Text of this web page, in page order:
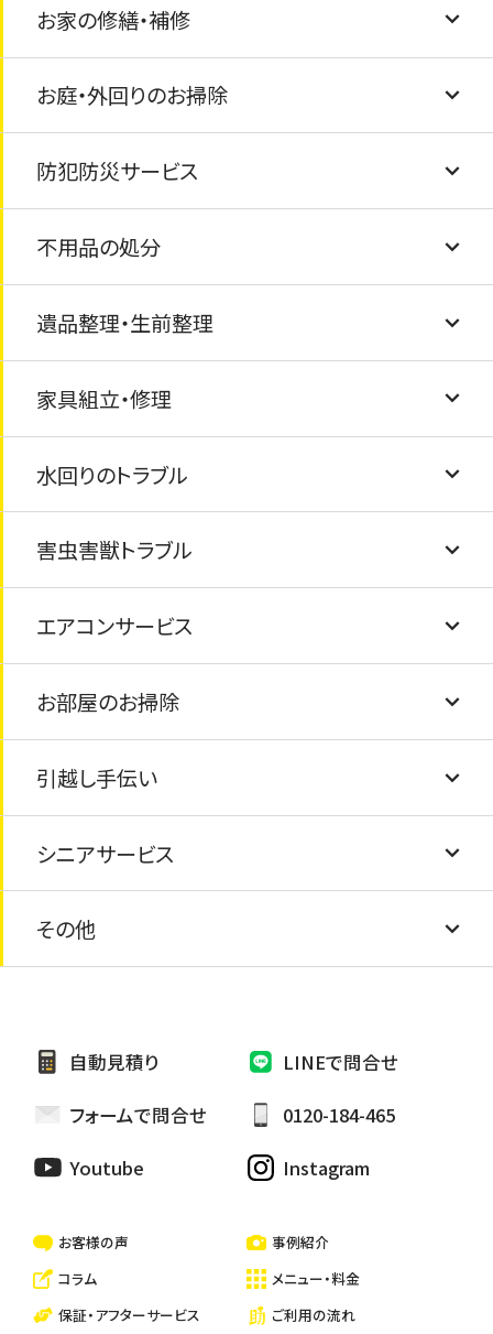
お家の修繕・補修
建具調整
壁紙・クロスの張替え
フローリング交換
玄関の鍵交換・ドアノブ交換
窓ガラス・サッシ交換・内窓（インプラス）設置
駐車場コンクリート工事
タイル交換/ひび割れ
フェンス工事
塗装工事
屋根の葺き替え
防水工事
外壁シーリング補修
雨樋修繕/つまり
お庭・外回りのお掃除
草むしり・庭掃除
外観クリーニング
物置・カーポートの解体・撤去
防犯防災サービス
防犯カメラ・ライトの設置
家具の固定・転倒防止
不用品の処分
粗大ごみの処分
風呂釜と浴槽の撤去と処分
テレビ・冷蔵庫・洗濯機・乾燥機・マッサージチ
ェアの処分
布団・毛布の処分
仏壇の処分・閉眼供養
ピアノの処分
太陽光パネルの処分
太陽熱温水器の処分
家具の処分
遺品整理・生前整理
ゴミ屋敷清掃・汚部屋清掃
遺品整理のお手伝い
家具組立・修理
家具の修繕
家具組み立て
水回りのトラブル
排水溝の詰まり
トイレの詰まり
給湯器の交換
水道の蛇口交換
蛇口の水漏れ
害虫害獣トラブル
シロアリ・害虫駆除
害獣駆除
エアコンサービス
エアコンクリーニング
エアコン取付け・取外し
エアコンの撤去・処分
お部屋のお掃除
畳の交換
障子・襖の張り替え
網戸の交換
カーテン取り替け
ハウスクリーニング
一戸建て・マンション・アパートの清掃
引越し手伝い
引越し手伝い
シニアサービス
安心シニアサービス
その他
ペットのお世話・散歩代行
自動見積り
LINEで問合せ
フォームで問合せ
0120-184-465
Youtube
Instagram
お客様の声
事例紹介
コラム
メニュー・料金
保証・アフターサービス
ご利用の流れ